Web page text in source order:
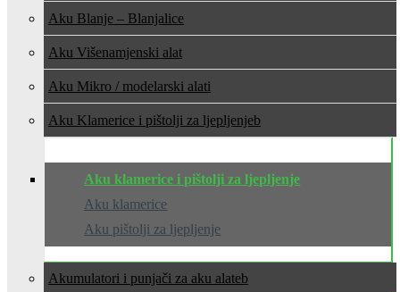
Aku Blanje – Blanjalice
Aku Višenamjenski alat
Aku Mikro / modelarski alati
Aku Klamerice i pištolji za ljepljenje
Aku klamerice i pištolji za ljepljenje
Aku klamerice
Aku pištolji za ljepljenje
Akumulatori i punjači za aku alate